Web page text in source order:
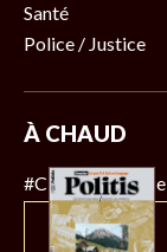
Santé
Police / Justice
À CHAUD
#Climat #Police